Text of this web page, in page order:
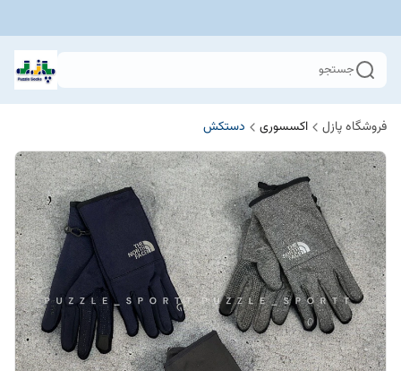
جستجو
فروشگاه پازل اکسسوری دستکش